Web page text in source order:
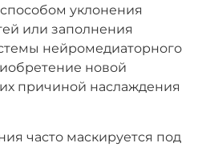
уклонения
или заполнения
нейромедиаторного
новой
причиной наслаждения
часто маскируется под